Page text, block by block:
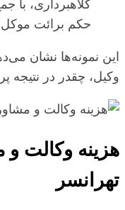
کلاهبرداری، با
حکم برائت موکل
این نمونه‌ها نشان
وکیل، چقدر در نتیجه
هزینه وکالت
تهرانسر